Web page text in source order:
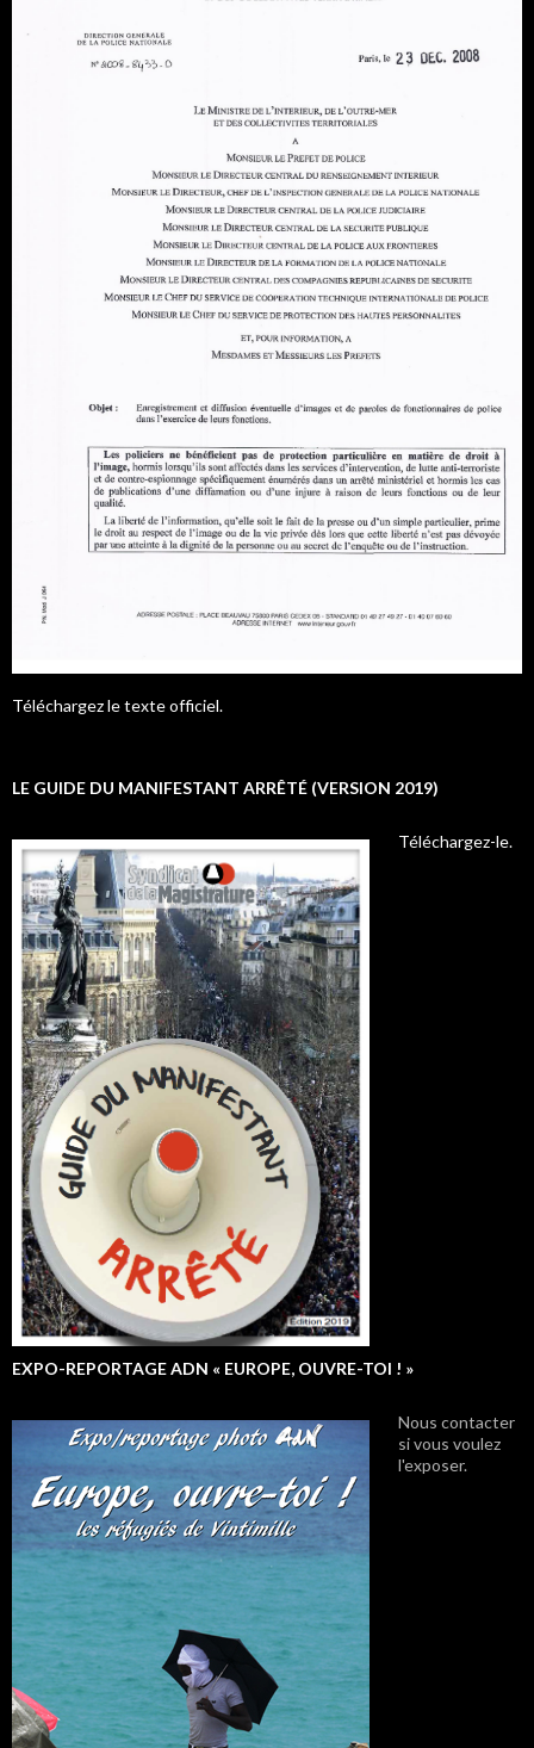
Téléchargez le texte officiel.
LE GUIDE DU MANIFESTANT ARRÊTÉ (VERSION 2019)
Téléchargez-le.
EXPO-REPORTAGE ADN « EUROPE, OUVRE-TOI ! »
Nous contacter
si vous voulez
l'exposer.